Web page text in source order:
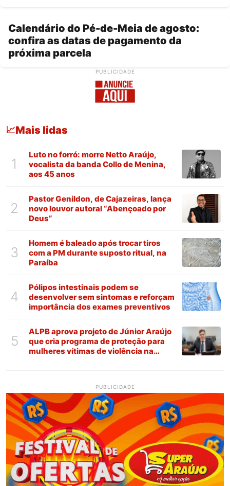
Calendário do Pé-de-Meia de agosto:
confira as datas de pagamento da
próxima parcela
PUBLICIDADE
📈Mais lidas
1
Luto no forró: morre Netto Araújo,
vocalista da banda Collo de Menina,
aos 45 anos
2
Pastor Genildon, de Cajazeiras, lança
novo louvor autoral “Abençoado por
Deus”
3
Homem é baleado após trocar tiros
com a PM durante suposto ritual, na
Paraíba
4
Pólipos intestinais podem se
desenvolver sem sintomas e reforçam
importância dos exames preventivos
5
ALPB aprova projeto de Júnior Araújo
que cria programa de proteção para
mulheres vítimas de violência na
PUBLICIDADE